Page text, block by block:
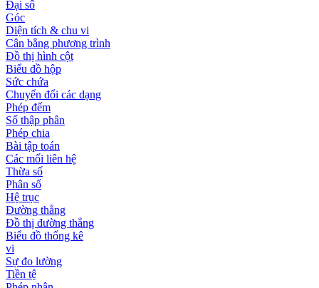
Đại số
Góc
Diện tích & chu vi
Cân bằng phương trình
Đồ thị hình cột
Biểu đồ hộp
Sức chứa
Chuyển đổi các dạng
Phép đếm
Số thập phân
Phép chia
Bài tập toán
Các mối liên hệ
Thừa số
Phân số
Hệ trục
Đường thẳng
Đồ thị đường thẳng
Biểu đồ thống kê
vi
Sự đo lường
Tiền tệ